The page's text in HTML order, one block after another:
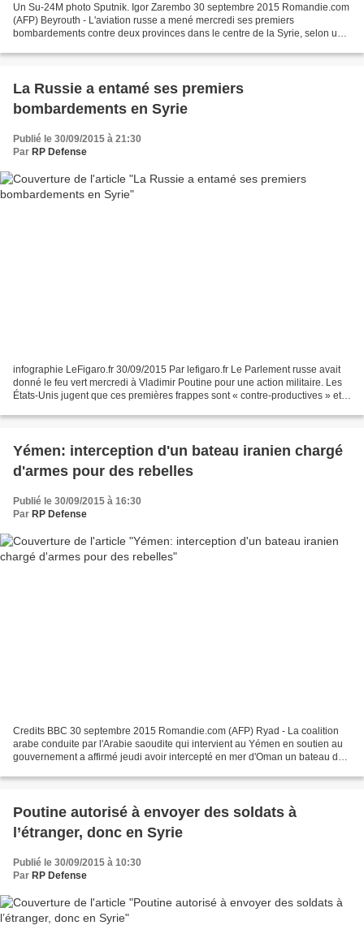
Un Su-24M photo Sputnik. Igor Zarembo 30 septembre 2015 Romandie.com
(AFP) Beyrouth - L'aviation russe a mené mercredi ses premiers
bombardements contre deux provinces dans le centre de la Syrie, selon une
La Russie a entamé ses premiers
bombardements en Syrie
Publié le 30/09/2015 à 21:30
Par RP Defense
infographie LeFigaro.fr 30/09/2015 Par lefigaro.fr Le Parlement russe avait
donné le feu vert mercredi à Vladimir Poutine pour une action militaire. Les
États-Unis jugent que ces premières frappes sont « contre-productives » et
Yémen: interception d'un bateau iranien chargé
d'armes pour des rebelles
Publié le 30/09/2015 à 16:30
Par RP Defense
Credits BBC 30 septembre 2015 Romandie.com (AFP) Ryad - La coalition
arabe conduite par l'Arabie saoudite qui intervient au Yémen en soutien au
gouvernement a affirmé jeudi avoir intercepté en mer d'Oman un bateau de
Poutine autorisé à envoyer des soldats à
l’étranger, donc en Syrie
Publié le 30/09/2015 à 10:30
Par RP Defense